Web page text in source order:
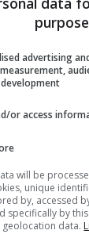
advertising
or access
will be
unique
by, accessed
specifically by
geolocation data.